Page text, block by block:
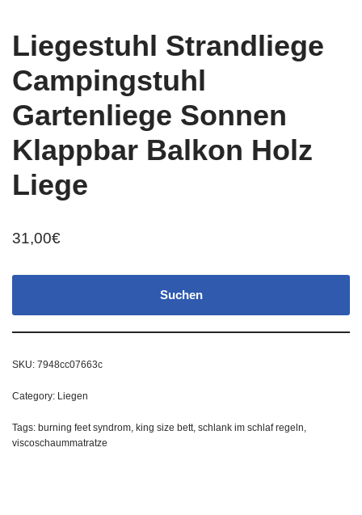
Liegestuhl Strandliege
Campingstuhl
Gartenliege Sonnen
Klappbar Balkon Holz
Liege
31,00€
Suchen
SKU: 7948cc07663c
Category: Liegen
Tags: burning feet syndrom, king size bett, schlank im schlaf regeln,
viscoschaummatratze